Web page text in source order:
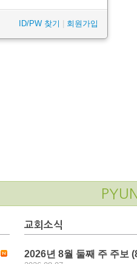
ID/PW 찾기 회원가입
교회소식
2026년 8월 둘째 주 주보